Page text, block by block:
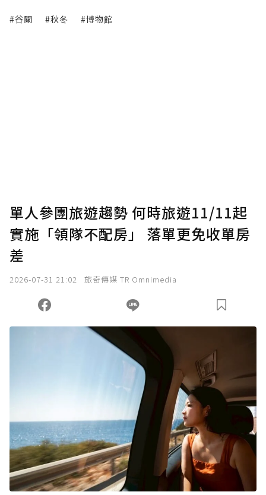
#谷關 #秋冬 #博物館
單人參團旅遊趨勢 何時旅遊11/11起
實施「領隊不配房」 落單更免收單房
差
2026-07-31 21:02 旅奇傳媒 TR Omnimedia